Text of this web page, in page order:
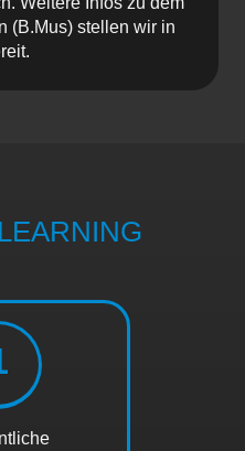
(B.Mus) stellen wir in